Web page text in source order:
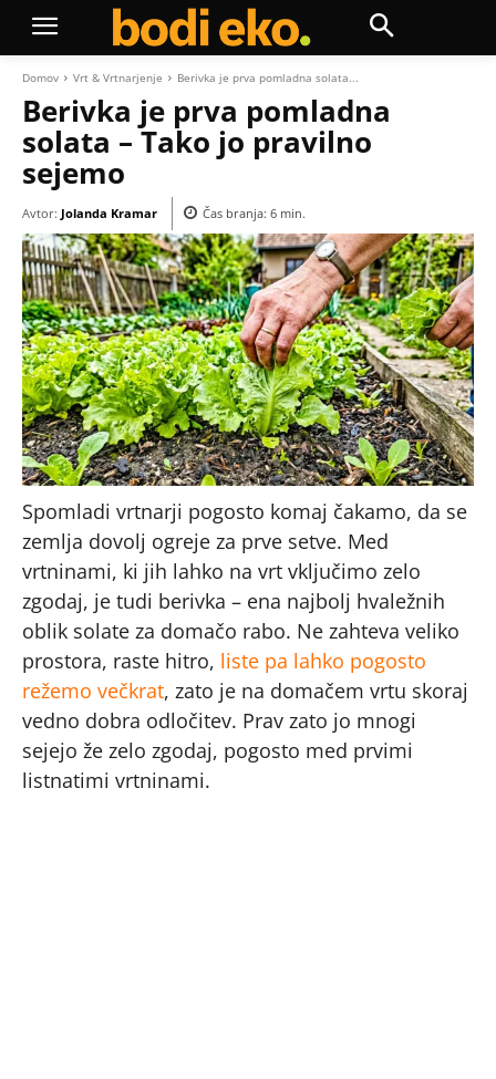
Domov Vrt & Vrtnarjenje Berivka je prva pomladna solata...
Berivka je prva pomladna
solata – Tako jo pravilno
sejemo
Avtor: Jolanda Kramar Čas branja: 6 min.
Spomladi vrtnarji pogosto komaj čakamo, da se
zemlja dovolj ogreje za prve setve. Med
vrtninami, ki jih lahko na vrt vključimo zelo
zgodaj, je tudi berivka – ena najbolj hvaležnih
oblik solate za domačo rabo. Ne zahteva veliko
prostora, raste hitro, liste pa lahko pogosto
režemo večkrat, zato je na domačem vrtu skoraj
vedno dobra odločitev. Prav zato jo mnogi
sejejo že zelo zgodaj, pogosto med prvimi
listnatimi vrtninami.